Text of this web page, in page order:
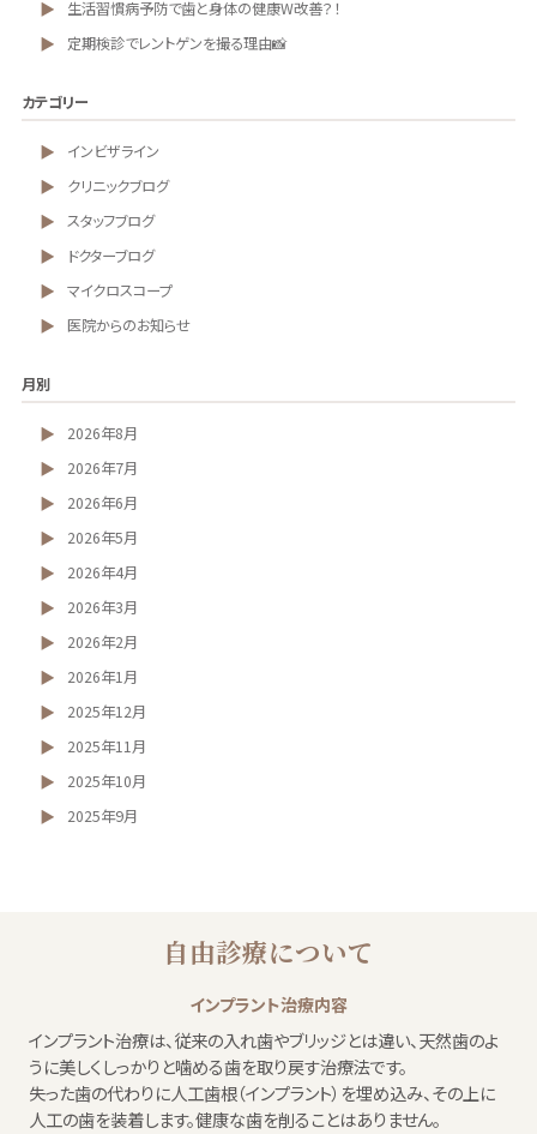
生活習慣病予防で歯と身体の健康W改善？！
定期検診でレントゲンを撮る理由📸
カテゴリー
インビザライン
クリニックブログ
スタッフブログ
ドクターブログ
マイクロスコープ
医院からのお知らせ
月別
2026年8月
2026年7月
2026年6月
2026年5月
2026年4月
2026年3月
2026年2月
2026年1月
2025年12月
2025年11月
2025年10月
2025年9月
自由診療について
インプラント治療内容
インプラント治療は、従来の入れ歯やブリッジとは違い、天然歯のよ
うに美しくしっかりと噛める歯を取り戻す治療法です。
失った歯の代わりに人工歯根（インプラント）を埋め込み、その上に
人工の歯を装着します。健康な歯を削ることはありません。